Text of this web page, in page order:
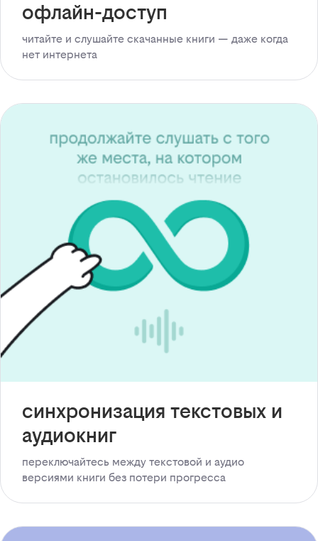
офлайн-доступ
читайте и слушайте скачанные книги — даже когда
нет интернета
синхронизация текстовых и
аудиокниг
переключайтесь между текстовой и аудио
версиями книги без потери прогресса